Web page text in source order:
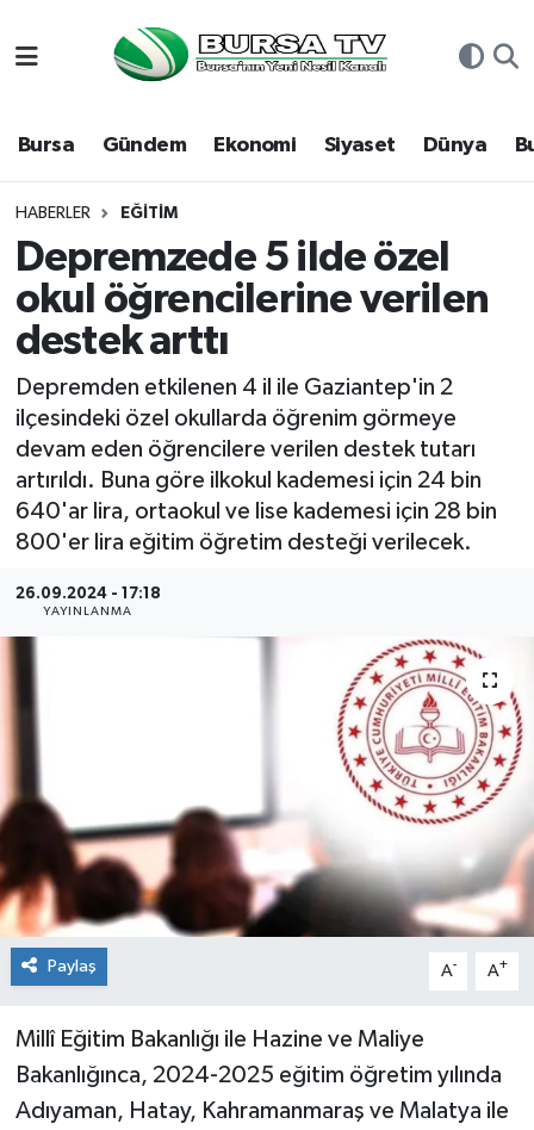
Bursa Gündem Ekonomi Siyaset Dünya
HABERLER EĞITIM
Depremzede 5 ilde özel
okul öğrencilerine verilen
destek arttı
Depremden etkilenen 4 il ile Gaziantep'in 2
ilçesindeki özel okullarda öğrenim görmeye
devam eden öğrencilere verilen destek tutarı
artırıldı. Buna göre ilkokul kademesi için 24 bin
640'ar lira, ortaokul ve lise kademesi için 28 bin
800'er lira eğitim öğretim desteği verilecek.
26.09.2024 - 17:18
YAYINLANMA
Paylaş A- A+
Millî Eğitim Bakanlığı ile Hazine ve Maliye
Bakanlığınca, 2024-2025 eğitim öğretim yılında
Adıyaman, Hatay, Kahramanmaraş ve Malatya ile
Bursa
Dünya
Eğitim
Ekonomi
Genel
Gündem
Magazin
Türkiye
Hava Durumu
Namaz Vakitleri
Trafik Durumu
Süper Lig Puan Durumu ve Fikstür
Tüm Manşetler
Son Dakika Haberleri
Haber Arşivi